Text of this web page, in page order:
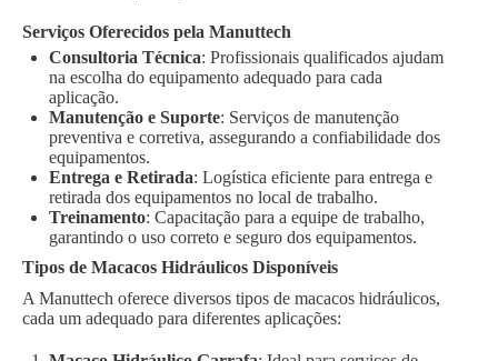
Serviços Oferecidos pela Manuttech
Consultoria Técnica: Profissionais qualificados ajudam
na escolha do equipamento adequado para cada
aplicação.
Manutenção e Suporte: Serviços de manutenção
preventiva e corretiva, assegurando a confiabilidade dos
equipamentos.
Entrega e Retirada: Logística eficiente para entrega e
retirada dos equipamentos no local de trabalho.
Treinamento: Capacitação para a equipe de trabalho,
garantindo o uso correto e seguro dos equipamentos.
Tipos de Macacos Hidráulicos Disponíveis
A Manuttech oferece diversos tipos de macacos hidráulicos,
cada um adequado para diferentes aplicações: